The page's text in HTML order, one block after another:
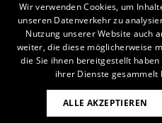
Wir verwenden Cookies, um
unseren Datenverkehr zu
Nutzung unserer Website auch
weiter, die diese möglicherweise
die Sie ihnen bereitgestellt
ihrer Dienste gesammelt
ALLE AKZEPTIEREN